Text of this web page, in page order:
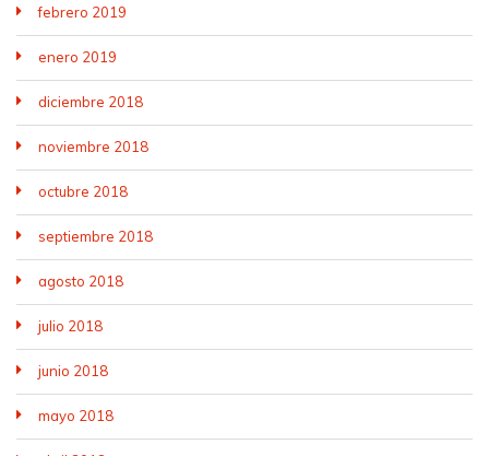
febrero 2019
enero 2019
diciembre 2018
noviembre 2018
octubre 2018
septiembre 2018
agosto 2018
julio 2018
junio 2018
mayo 2018